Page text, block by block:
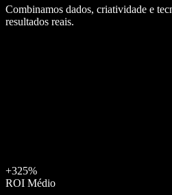
Combinamos dados, criatividade e
resultados reais.
+325%
ROI Médio